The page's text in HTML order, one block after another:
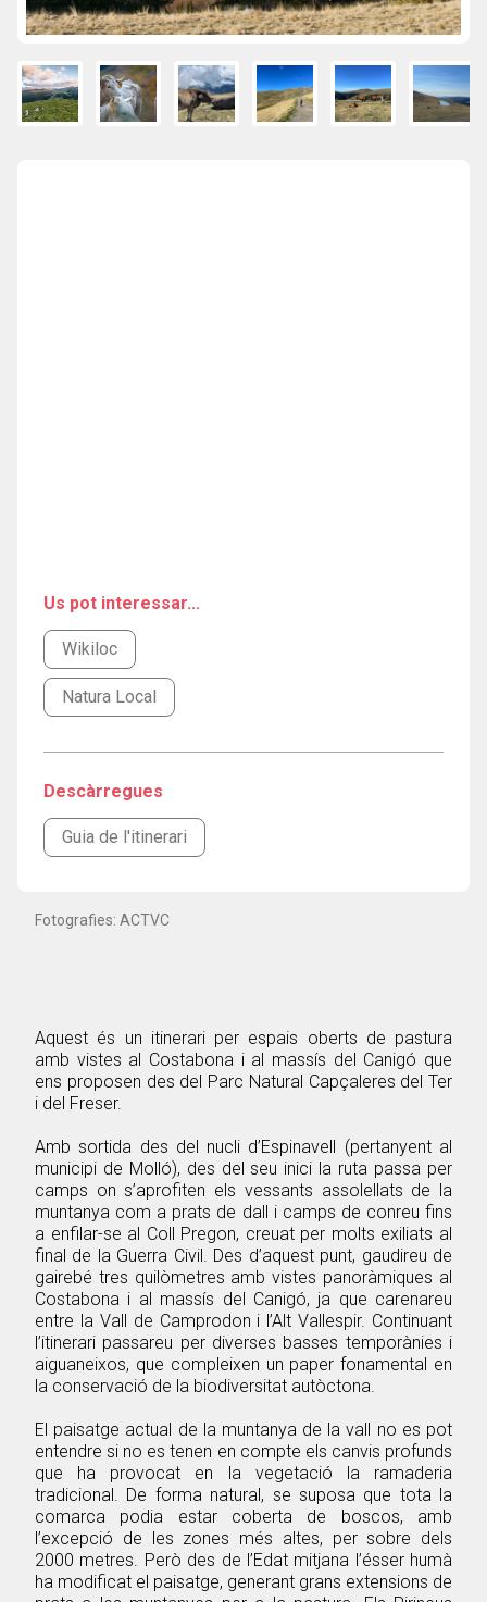
Us pot interessar...
Wikiloc
Natura Local
Descàrregues
Guia de l'itinerari
Fotografies: ACTVC
Aquest és un itinerari per espais oberts de pastura
amb vistes al Costabona i al massís del Canigó que
ens proposen des del Parc Natural Capçaleres del Ter
i del Freser.
Amb sortida des del nucli d’Espinavell (pertanyent al
municipi de Molló), des del seu inici la ruta passa per
camps on s’aprofiten els vessants assolellats de la
muntanya com a prats de dall i camps de conreu fins
a enfilar-se al Coll Pregon, creuat per molts exiliats al
final de la Guerra Civil. Des d’aquest punt, gaudireu de
gairebé tres quilòmetres amb vistes panoràmiques al
Costabona i al massís del Canigó, ja que carenareu
entre la Vall de Camprodon i l’Alt Vallespir. Continuant
l’itinerari passareu per diverses basses temporànies i
aiguaneixos, que compleixen un paper fonamental en
la conservació de la biodiversitat autòctona.
El paisatge actual de la muntanya de la vall no es pot
entendre si no es tenen en compte els canvis profunds
que ha provocat en la vegetació la ramaderia
tradicional. De forma natural, se suposa que tota la
comarca podia estar coberta de boscos, amb
l’excepció de les zones més altes, per sobre dels
2000 metres. Però des de l’Edat mitjana l’ésser humà
ha modificat el paisatge, generant grans extensions de